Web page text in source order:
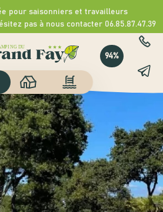
pour saisonniers et travailleurs
pas à nous contacter 06.85.87.47.39
94%